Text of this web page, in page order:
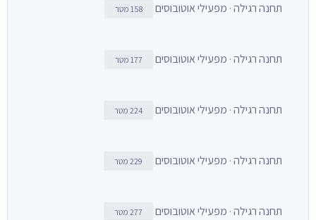
תחנה רגילה · מפעילי אוטובוסים 158 מטר
תחנה רגילה · מפעילי אוטובוסים 177 מטר
תחנה רגילה · מפעילי אוטובוסים 224 מטר
תחנה רגילה · מפעילי אוטובוסים 229 מטר
תחנה רגילה · מפעילי אוטובוסים 277 מטר